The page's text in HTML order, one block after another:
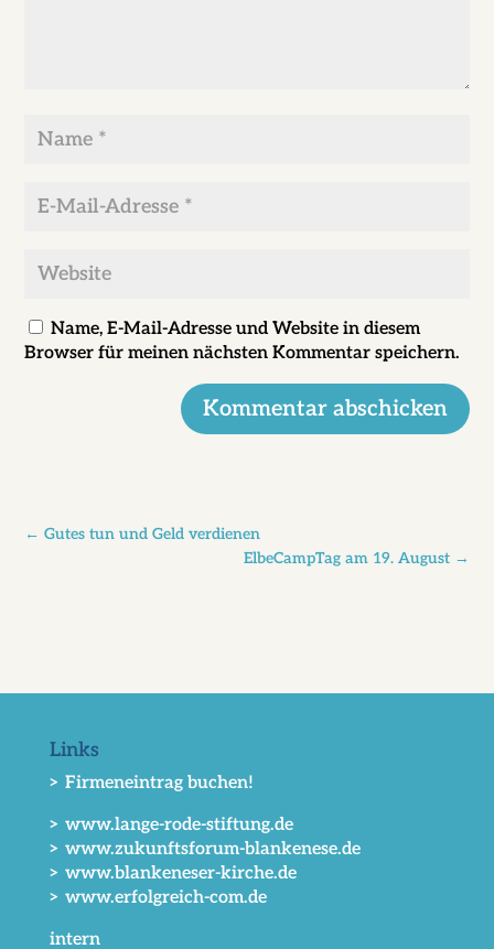
Mail-
Website
Name, E-Mail-Adresse und Website in diesem
Browser für meinen nächsten Kommentar speichern.
Kommentar abschicken
←Gutes tun und Geld verdienen
ElbeCampTag am 19. August→
Links
> Firmeneintrag buchen!
> www.lange-rode-stiftung.de
> www.zukunftsforum-blankenese.de
> www.blankeneser-kirche.de
> www.erfolgreich-com.de
intern